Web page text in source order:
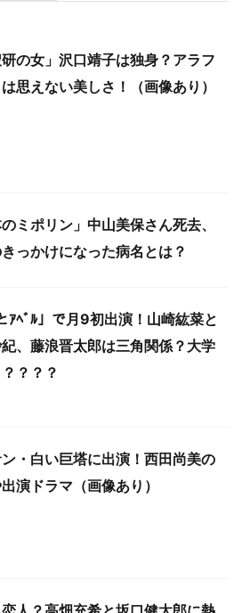
研の女」沢口靖子は独身？アラフ
思えない美しさ！（画像あり）
のミポリン」中山美保さん死去、
っかけになった病名とは？
とｱﾍﾞﾙ」で月9初出演！山崎紘菜と
、藤浪晋太郎は三角関係？大学
？？？
・白い巨塔に出演！西田尚美の
演ドラマ（画像あり）